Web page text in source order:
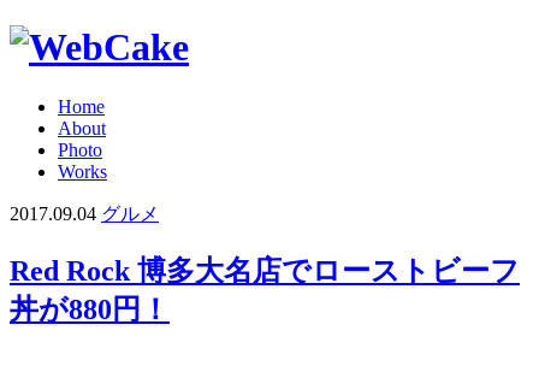
Home
About
Photo
Works
2017.09.04 グルメ
Red Rock 博多大名店でローストビーフ
丼が880円！